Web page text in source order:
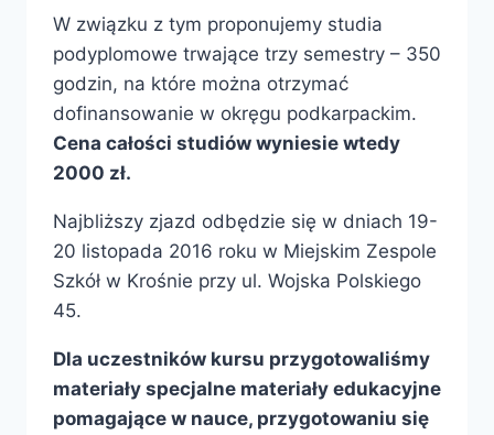
W związku z tym proponujemy studia
podyplomowe trwające trzy semestry – 350
godzin, na które można otrzymać
dofinansowanie w okręgu podkarpackim.
Cena całości studiów wyniesie wtedy
2000 zł.
Najbliższy zjazd odbędzie się w dniach 19-
20 listopada 2016 roku w Miejskim Zespole
Szkół w Krośnie przy ul. Wojska Polskiego
45.
Dla uczestników kursu przygotowaliśmy
materiały specjalne materiały edukacyjne
pomagające w nauce, przygotowaniu się